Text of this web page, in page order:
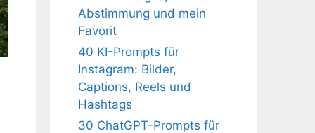
Abstimmung und mein
Favorit
40 KI-Prompts für
Instagram: Bilder,
Captions, Reels und
Hashtags
30 ChatGPT-Prompts für